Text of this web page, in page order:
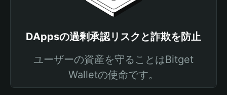
DAppsの過剰承認リスクと詐欺を防止
ユーザーの資産を守ることはBitget
Walletの使命です。